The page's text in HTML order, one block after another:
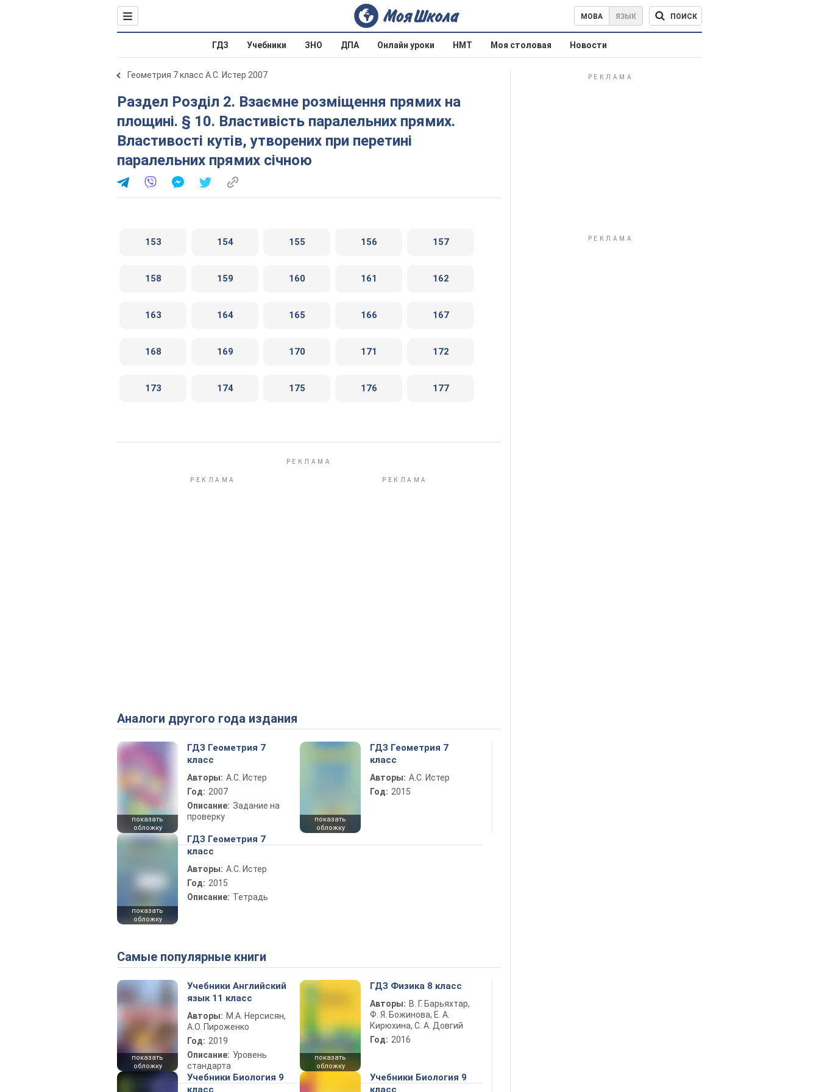
МОВА ЯЗЫК ПОИСК
ГДЗ Учебники ЗНО ДПА Онлайн уроки НМТ Моя столовая Новости
Геометрия 7 класс А.С. Истер 2007
Раздел Розділ 2. Взаємне розміщення прямих на
площині. § 10. Властивість паралельних прямих.
Властивості кутів, утворених при перетині
паралельних прямих січною
153 154 155 156 157
158 159 160 161 162
163 164 165 166 167
168 169 170 171 172
173 174 175 176 177
Аналоги другого года издания
показать
обложку
ГДЗ Геометрия 7
класс
Авторы: А.С. Истер
Год: 2007
Описание: Задание на
проверку
показать
обложку
ГДЗ Геометрия 7
класс
Авторы: А.С. Истер
Год: 2015
показать
обложку
ГДЗ Геометрия 7
класс
Авторы: А.С. Истер
Год: 2015
Описание: Тетрадь
Самые популярные книги
показать
обложку
Учебники Английский
язык 11 класс
Авторы: М.А. Нерсисян,
А.О. Пироженко
Год: 2019
Описание: Уровень
стандарта
показать
обложку
ГДЗ Физика 8 класс
Авторы: В. Г. Барьяхтар,
Ф. Я. Божинова, Е. А.
Кирюхина, С. А. Довгий
Год: 2016
Учебники Биология 9
класс
Учебники Биология 9
класс